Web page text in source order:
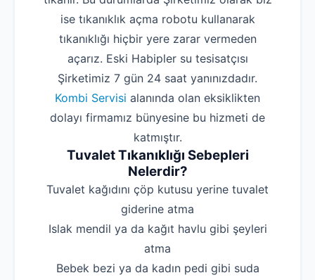
ise tıkanıklık açma robotu kullanarak
tıkanıklığı hiçbir yere zarar vermeden
açarız. Eski Habipler su tesisatçısı
Şirketimiz 7 gün 24 saat yanınızdadır.
Kombi Servisi alanında olan eksiklikten
dolayı firmamız bünyesine bu hizmeti de
katmıştır.
Tuvalet Tıkanıklığı Sebepleri
Nelerdir?
‌Tuvalet kağıdını çöp kutusu yerine tuvalet
giderine atma
‌Islak mendil ya da kağıt havlu gibi şeyleri
atma
‌Bebek bezi ya da kadın pedi gibi suda